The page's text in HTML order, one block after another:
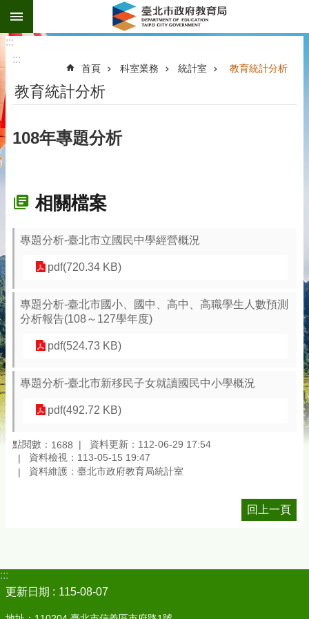
跳到主要內容區塊
:::
:::
首頁 科室業務 統計室 教育統計分析
教育統計分析
108年專題分析
相關檔案
專題分析-臺北市立國民中學經營概況
pdf(720.34 KB)
專題分析-臺北市國小、國中、高中、高職學生人數預測
分析報告(108～127學年度)
pdf(524.73 KB)
專題分析-臺北市新移民子女就讀國民中小學概況
pdf(492.72 KB)
點閱數： 1688
資料更新：112-06-29 17:54
資料檢視：113-05-15 19:47
資料維護：臺北市政府教育局統計室
回上一頁
:::
更新日期
115-08-07